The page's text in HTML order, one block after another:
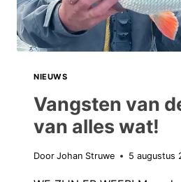
NIEUWS
Vangsten van
van alles wat!
Door Johan Struwe 5 augustus